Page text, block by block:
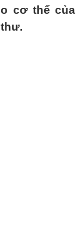
cơ thể của